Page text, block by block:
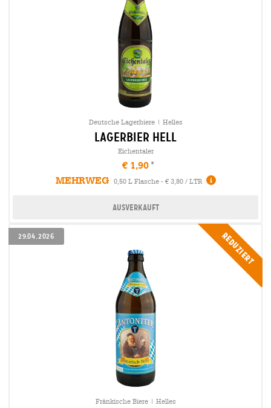
Deutsche Lagerbiere | Helles
lagerbier hell
Eichentaler
€ 1,90
MEHRWEG
0,50 L Flasche - € 3,80 / LTR
Ausverkauft
Reduziert
29.04.2026
Fränkische Biere | Helles